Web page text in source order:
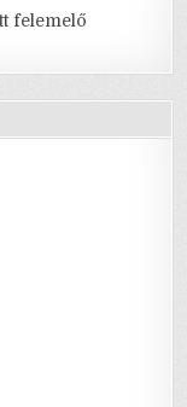
felemelő